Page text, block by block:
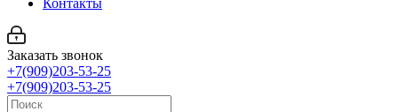
Контакты
Заказать звонок
+7(909)203-53-25
+7(909)203-53-25